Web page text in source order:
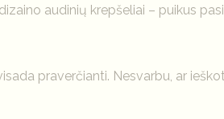
audinių krepšeliai – puikus
praverčianti. Nesvarbu, ar